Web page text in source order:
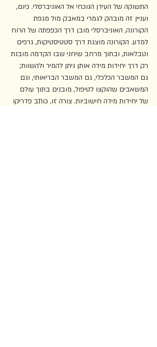
התשוקה של העידן הנוכחי אל האוניברסלי. כיום,
ועניין זה מובהק לגמרי במאבק מול מגפת
הקורונה, האוניברסלי מובן דרך הכפפתה של הרוח
למדע. הקורונה מוצגת דרך סטטיסטיקות, גרפים
וטבלאות, ובתוך מרחב שיחני שבו הקדמה מובנת
רק דרך יחידות מידה אותן ניתן להמיר ולהשוות;
גם המשבר הכלכלי, גם המשבר הבריאותי, וגם
המשאבים שהוקצו לטיפול, מובנים בתוך עולם
של יחידות מידה חישוביות. צורה זו, כותב פדריקו